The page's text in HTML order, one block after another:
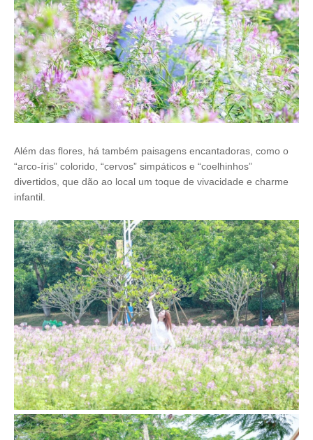
Além das flores, há também paisagens encantadoras, como o
“arco-íris” colorido, “cervos” simpáticos e “coelhinhos”
divertidos, que dão ao local um toque de vivacidade e charme
infantil.